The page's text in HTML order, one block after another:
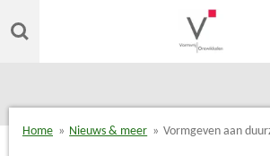
direct
Home » Nieuws & meer » Vormgeven aan